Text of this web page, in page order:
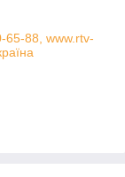
88, www.rtv-